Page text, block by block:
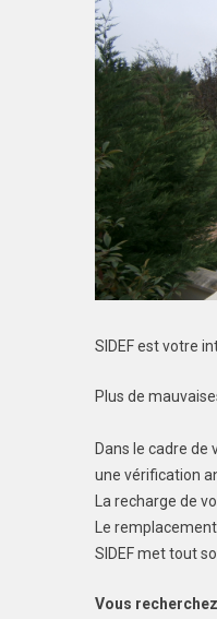
SIDEF est votre
Plus de
Dans le cadre
une vérification
La recharge de
Le
SIDEF met tout
Vous